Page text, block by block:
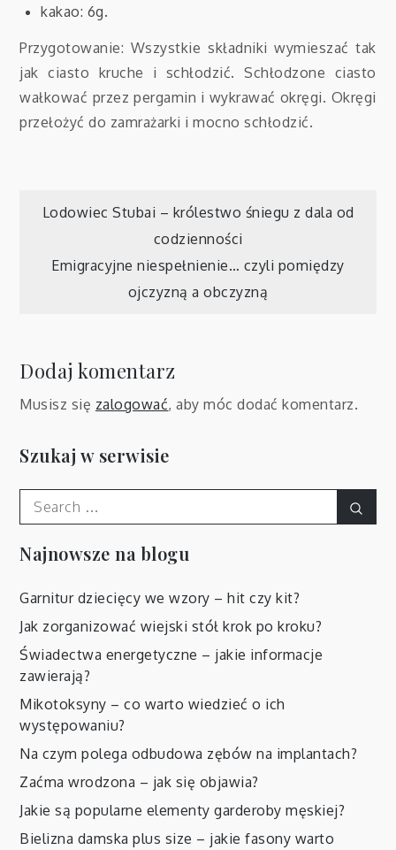
kakao: 6g.
Przygotowanie: Wszystkie składniki wymieszać tak
jak ciasto kruche i schłodzić. Schłodzone ciasto
wałkować przez pergamin i wykrawać okręgi. Okręgi
przełożyć do zamrażarki i mocno schłodzić.
Nawigacja
wpisu
Lodowiec Stubai – królestwo śniegu z dala od
codzienności
Emigracyjne niespełnienie… czyli pomiędzy
ojczyzną a obczyzną
Dodaj komentarz
Musisz się zalogować, aby móc dodać komentarz.
Szukaj w serwisie
Search
for:
Najnowsze na blogu
Garnitur dziecięcy we wzory – hit czy kit?
Jak zorganizować wiejski stół krok po kroku?
Świadectwa energetyczne – jakie informacje
zawierają?
Mikotoksyny – co warto wiedzieć o ich
występowaniu?
Na czym polega odbudowa zębów na implantach?
Zaćma wrodzona – jak się objawia?
Jakie są popularne elementy garderoby męskiej?
Bielizna damska plus size – jakie fasony warto